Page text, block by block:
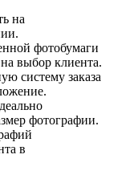
на
фотобумаги
выбор клиента.
систему заказа
фотографии.
в